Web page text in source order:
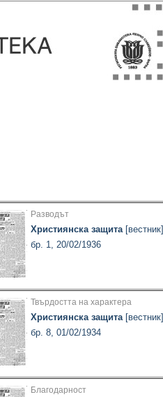
Разводът
Християнска защита[вестник]
бр. 1, 20/02/1936
Твърдостта на характера
Християнска защита[вестник]
бр. 8, 01/02/1934
Благодарност